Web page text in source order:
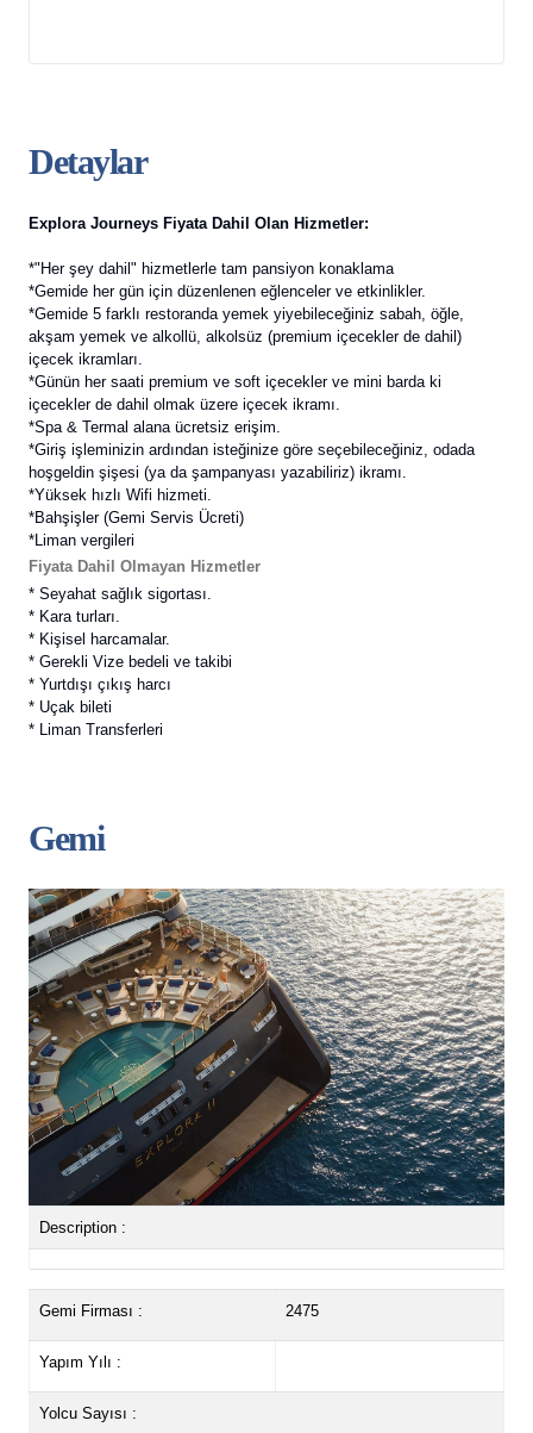
Detaylar
Explora Journeys Fiyata Dahil Olan Hizmetler:
*"Her şey dahil" hizmetlerle tam pansiyon konaklama
*Gemide her gün için düzenlenen eğlenceler ve etkinlikler.
*Gemide 5 farklı restoranda yemek yiyebileceğiniz sabah, öğle,
akşam yemek ve alkollü, alkolsüz (premium içecekler de dahil)
içecek ikramları.
*Günün her saati premium ve soft içecekler ve mini barda ki
içecekler de dahil olmak üzere içecek ikramı.
*Spa & Termal alana ücretsiz erişim.
*Giriş işleminizin ardından isteğinize göre seçebileceğiniz, odada
hoşgeldin şişesi (ya da şampanyası yazabiliriz) ikramı.
*Yüksek hızlı Wifi hizmeti.
*Bahşişler (Gemi Servis Ücreti)
*Liman vergileri
Fiyata Dahil Olmayan Hizmetler
* Seyahat sağlık sigortası.
* Kara turları.
* Kişisel harcamalar.
* Gerekli Vize bedeli ve takibi
* Yurtdışı çıkış harcı
* Uçak bileti
* Liman Transferleri
Gemi
Description :
Gemi Firması : 2475
Yapım Yılı :
Yolcu Sayısı :